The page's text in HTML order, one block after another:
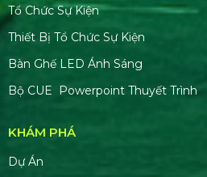
Tổ Chức Sự Kiện
Thiết Bị Tổ Chức Sự Kiện
Bàn Ghế LED Ánh Sáng
Bộ CUE Powerpoint Thuyết Trình
KHÁM PHÁ
Dự Án